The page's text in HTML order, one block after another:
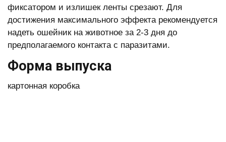
фиксатором и излишек ленты срезают. Для
достижения максимального эффекта рекомендуется
надеть ошейник на животное за 2-3 дня до
предполагаемого контакта с паразитами.
Форма выпуска
картонная коробка